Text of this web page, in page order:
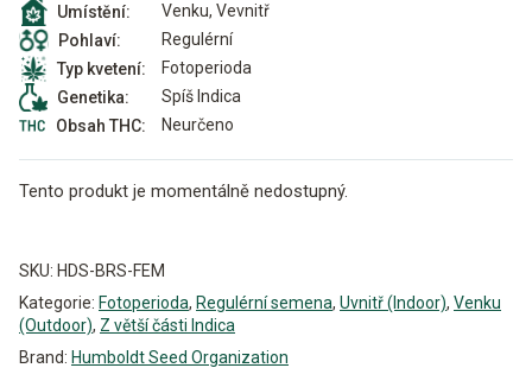
Umístění:
Venku, Vevnitř
Pohlaví:
Regulérní
Typ kvetení:
Fotoperioda
Genetika:
Spíš Indica
Obsah THC:
Neurčeno
Tento produkt je momentálně nedostupný.
SKU: HDS-BRS-FEM
Kategorie: Fotoperioda, Regulérní semena, Uvnitř (Indoor), Venku
(Outdoor), Z větší části Indica
Brand: Humboldt Seed Organization